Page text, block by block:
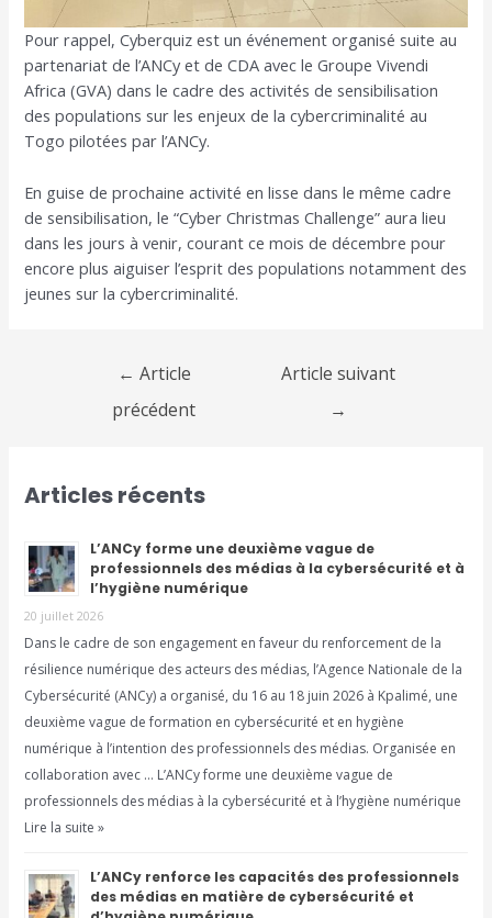
Pour rappel, Cyberquiz est un événement organisé suite au
partenariat de l’ANCy et de CDA avec le Groupe Vivendi
Africa (GVA) dans le cadre des activités de sensibilisation
des populations sur les enjeux de la cybercriminalité au
Togo pilotées par l’ANCy.
En guise de prochaine activité en lisse dans le même cadre
de sensibilisation, le “Cyber Christmas Challenge” aura lieu
dans les jours à venir, courant ce mois de décembre pour
encore plus aiguiser l’esprit des populations notamment des
jeunes sur la cybercriminalité.
← Article
précédent
Article suivant
→
Articles récents
L’ANCy forme une deuxième vague de
professionnels des médias à la cybersécurité et à
l’hygiène numérique
20 juillet 2026
Dans le cadre de son engagement en faveur du renforcement de la
résilience numérique des acteurs des médias, l’Agence Nationale de la
Cybersécurité (ANCy) a organisé, du 16 au 18 juin 2026 à Kpalimé, une
deuxième vague de formation en cybersécurité et en hygiène
numérique à l’intention des professionnels des médias. Organisée en
collaboration avec … L’ANCy forme une deuxième vague de
professionnels des médias à la cybersécurité et à l’hygiène numérique
Lire la suite »
L’ANCy renforce les capacités des professionnels
des médias en matière de cybersécurité et